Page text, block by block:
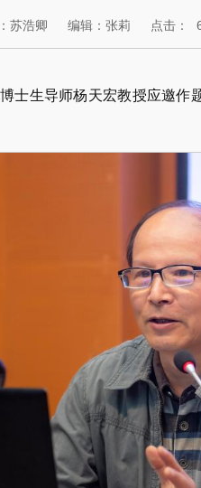
苏浩卿 编辑：张莉 点击：
士生导师杨天宏教授应邀作